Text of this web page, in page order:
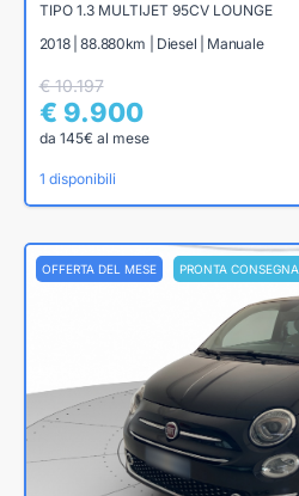
TIPO 1.3 MULTIJET 95CV LOUNGE
2018 | 88.880km | Diesel | Manuale
€ 10.197
€ 9.900
da 145€ al mese
1 disponibili
OFFERTA DEL MESE PRONTA CONSEGNA